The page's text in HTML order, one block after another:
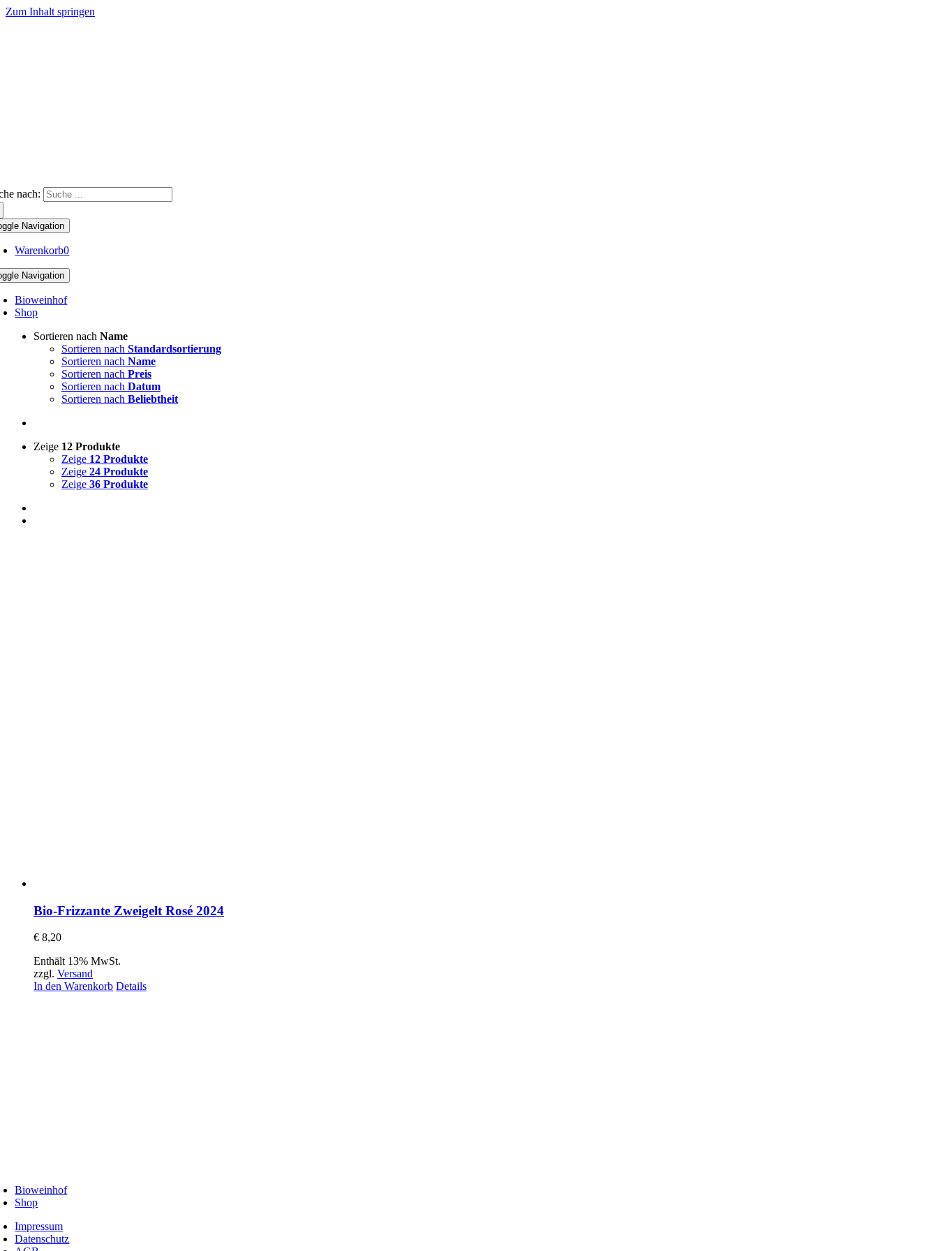
Zum Inhalt springen
nach:
Navigation
Warenkorb0
Navigation
Bioweinhof
Shop
Sortieren nach Name
Sortieren nach Standardsortierung
Sortieren nach Name
Sortieren nach Preis
Sortieren nach Datum
Sortieren nach Beliebtheit
Zeige 12 Produkte
Zeige 12 Produkte
Zeige 24 Produkte
Zeige 36 Produkte
Bio-Frizzante Zweigelt Rosé 2024
€ 8,20
Enthält 13% MwSt.
zzgl. Versand
In den Warenkorb Details
Bioweinhof
Shop
Impressum
Datenschutz